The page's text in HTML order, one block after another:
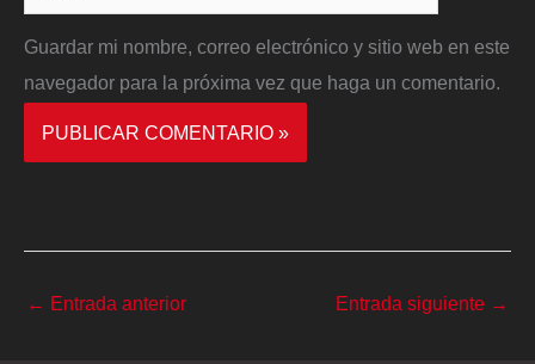
Guardar mi nombre, correo electrónico y sitio web en este
navegador para la próxima vez que haga un comentario.
← Entrada anterior Entrada siguiente →